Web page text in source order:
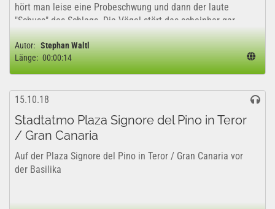
hört man leise eine Probeschwung und dann der laute
"Schuss" des Schlags. Die Vögel stört das scheinbar gar
nicht - denn zwitschern munter...
Autor: Stephan Waltl
Länge: 00:00:14
15.10.18
Stadtatmo Plaza Signore del Pino in Teror
/ Gran Canaria
Auf der Plaza Signore del Pino in Teror / Gran Canaria vor
der Basilika